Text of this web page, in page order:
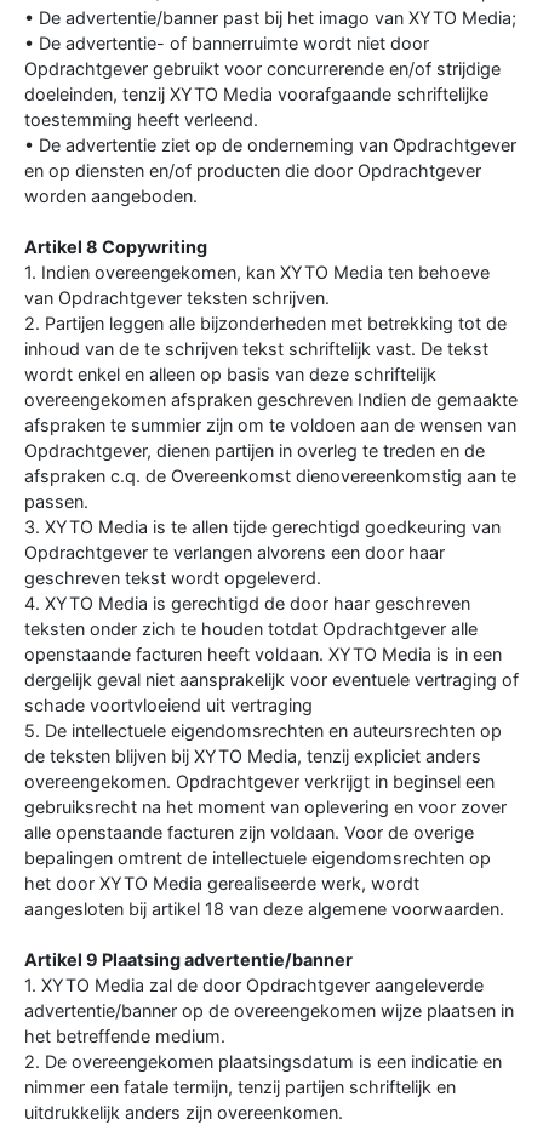
• De advertentie/banner past bij het imago van XYTO Media;
• De advertentie- of bannerruimte wordt niet door
Opdrachtgever gebruikt voor concurrerende en/of strijdige
doeleinden, tenzij XYTO Media voorafgaande schriftelijke
toestemming heeft verleend.
• De advertentie ziet op de onderneming van Opdrachtgever
en op diensten en/of producten die door Opdrachtgever
worden aangeboden.
Artikel 8 Copywriting
1. Indien overeengekomen, kan XYTO Media ten behoeve
van Opdrachtgever teksten schrijven.
2. Partijen leggen alle bijzonderheden met betrekking tot de
inhoud van de te schrijven tekst schriftelijk vast. De tekst
wordt enkel en alleen op basis van deze schriftelijk
overeengekomen afspraken geschreven Indien de gemaakte
afspraken te summier zijn om te voldoen aan de wensen van
Opdrachtgever, dienen partijen in overleg te treden en de
afspraken c.q. de Overeenkomst dienovereenkomstig aan te
passen.
3. XYTO Media is te allen tijde gerechtigd goedkeuring van
Opdrachtgever te verlangen alvorens een door haar
geschreven tekst wordt opgeleverd.
4. XYTO Media is gerechtigd de door haar geschreven
teksten onder zich te houden totdat Opdrachtgever alle
openstaande facturen heeft voldaan. XYTO Media is in een
dergelijk geval niet aansprakelijk voor eventuele vertraging of
schade voortvloeiend uit vertraging
5. De intellectuele eigendomsrechten en auteursrechten op
de teksten blijven bij XYTO Media, tenzij expliciet anders
overeengekomen. Opdrachtgever verkrijgt in beginsel een
gebruiksrecht na het moment van oplevering en voor zover
alle openstaande facturen zijn voldaan. Voor de overige
bepalingen omtrent de intellectuele eigendomsrechten op
het door XYTO Media gerealiseerde werk, wordt
aangesloten bij artikel 18 van deze algemene voorwaarden.
Artikel 9 Plaatsing advertentie/banner
1. XYTO Media zal de door Opdrachtgever aangeleverde
advertentie/banner op de overeengekomen wijze plaatsen in
het betreffende medium.
2. De overeengekomen plaatsingsdatum is een indicatie en
nimmer een fatale termijn, tenzij partijen schriftelijk en
uitdrukkelijk anders zijn overeenkomen.